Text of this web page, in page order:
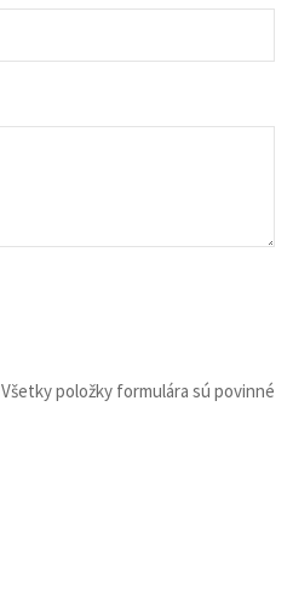
Všetky položky formulára sú povinné